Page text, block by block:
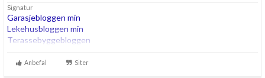
Signatur
Garasjebloggen min
Lekehusbloggen min
Terassebyggebloggen
260m2 bta trehus etter TEK07, Thermia Optimum G2 8kw i serie
Anbefal Siter